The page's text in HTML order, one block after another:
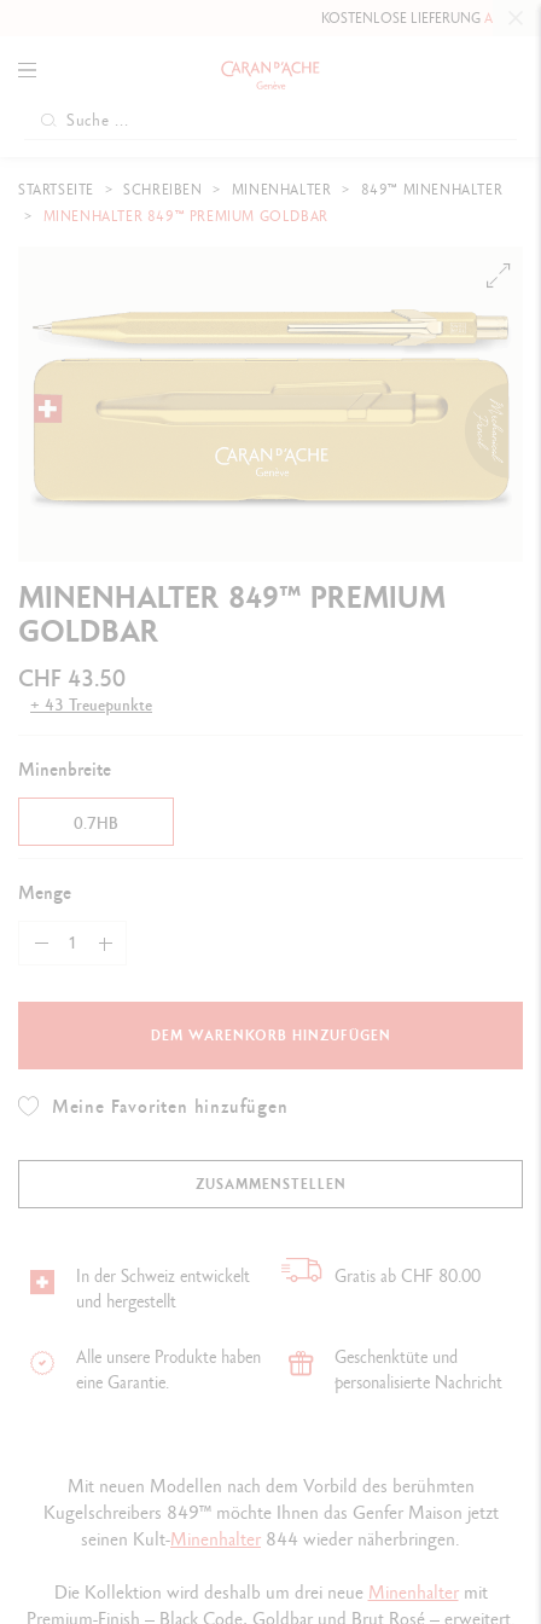
KOSTENLOSE LIEFERUNGAB 80 CHF
STARTSEITE SCHREIBEN MINENHALTER
849™ MINENHALTER
MINENHALTER 849™ PREMIUM GOLDBAR
MINENHALTER 849™ PREMIUM
GOLDBAR
CHF 43.50
+ 43 Treuepunkte
Minenbreite
0.7HB
Menge
DEM WARENKORB HINZUFÜGEN
Meine Favoriten hinzufügen
ZUSAMMENSTELLEN
In der Schweiz entwickelt
und hergestellt
Gratis ab CHF 80.00
Alle unsere Produkte haben
eine Garantie.
Geschenktüte und
personalisierte Nachricht
Mit neuen Modellen nach dem Vorbild des berühmten
Kugelschreibers 849™ möchte Ihnen das Genfer Maison jetzt
seinen Kult-Minenhalter 844 wieder näherbringen.
Die Kollektion wird deshalb um drei neue Minenhaltermit